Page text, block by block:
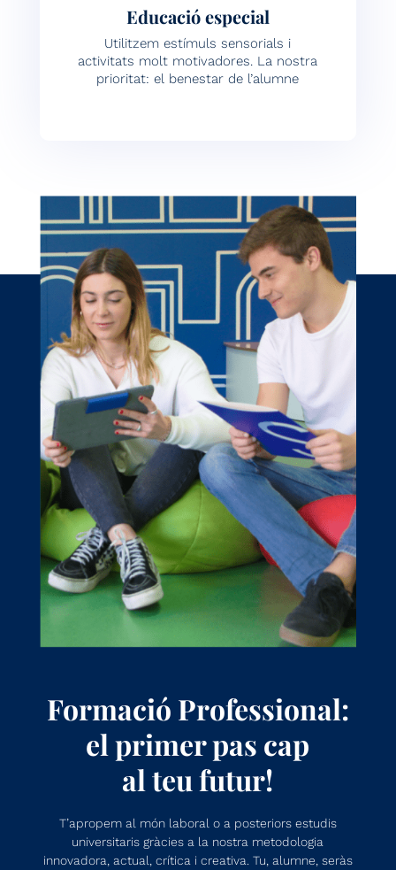
Educació especial
Utilitzem estímuls sensorials i
activitats molt motivadores. La nostra
prioritat: el benestar de l’alumne
Formació Professional:
el primer pas cap
al teu futur!
T’apropem al món laboral o a posteriors estudis
universitaris gràcies a la nostra metodologia
innovadora, actual, crítica i creativa. Tu, alumne, seràs